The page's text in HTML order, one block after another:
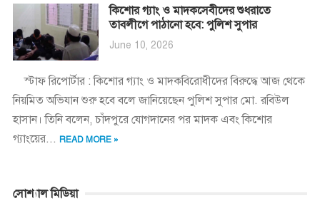
কিশোর গ্যাং ও মাদকসেবীদের শুধরাতে
তাবলীগে পাঠানো হবে: পুলিশ সুপার
June 10, 2026
স্টাফ রিপোর্টার : কিশোর গ্যাং ও মাদকবিরোধীদের বিরুদ্ধে আজ থেকে
নিয়মিত অভিযান শুরু হবে বলে জানিয়েছেন পুলিশ সুপার মো. রবিউল
হাসান। তিনি বলেন, চাঁদপুরে যোগদানের পর মাদক এবং কিশোর
গ্যাংয়ের... READ MORE »
সোশ্যাল মিডিয়া